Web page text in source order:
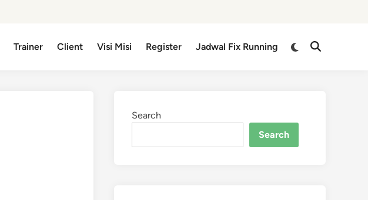
Trainer Client Visi Misi Register Jadwal Fix Running
Search
Search